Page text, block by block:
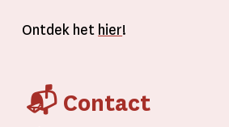
Ontdek het hier!
📬 Contact